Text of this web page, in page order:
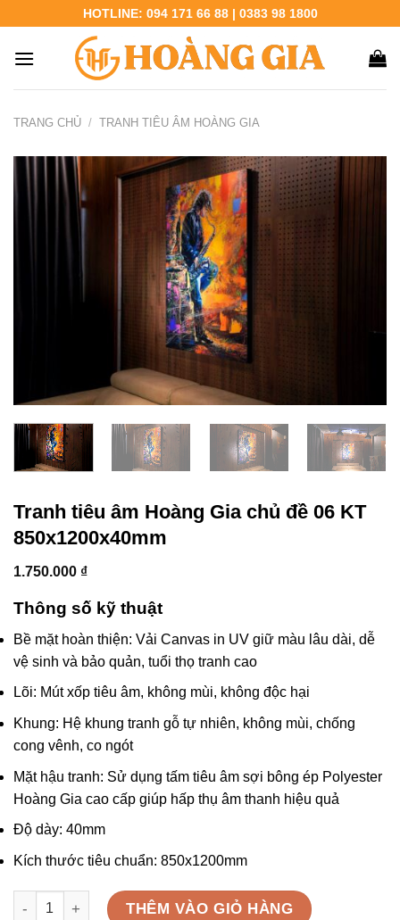
nội
HOTLINE: 094 171 66 88 | 0383 98 1800
TRANG CHỦ / TRANH TIÊU ÂM HOÀNG GIA
Tranh tiêu âm Hoàng Gia chủ đề 06 KT
850x1200x40mm
1.750.000 ₫
Thông số kỹ thuật
Bề mặt hoàn thiện: Vải Canvas in UV giữ màu lâu dài, dễ
vệ sinh và bảo quản, tuổi thọ tranh cao
Lõi: Mút xốp tiêu âm, không mùi, không độc hại
Khung: Hệ khung tranh gỗ tự nhiên, không mùi, chống
cong vênh, co ngót
Mặt hậu tranh: Sử dụng tấm tiêu âm sợi bông ép Polyester
Hoàng Gia cao cấp giúp hấp thụ âm thanh hiệu quả
Độ dày: 40mm
Kích thước tiêu chuẩn: 850x1200mm
Tranh tiêu âm Hoàng Gia chủ đề 06 KT 850x1200x40mm số
THÊM VÀO GIỎ HÀNG